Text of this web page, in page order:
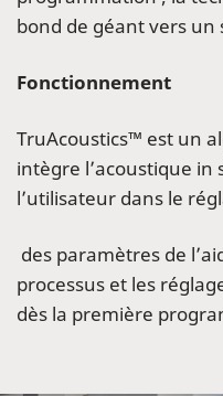
bond de géant vers
Fonctionnement
TruAcoustics™ est un
intègre l’acoustique
l’utilisateur dans le
des paramètres de
processus et les
dès la première